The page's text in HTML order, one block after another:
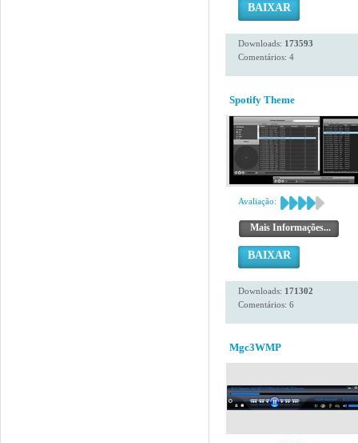
BAIXAR
Downloads: 173593
Comentários: 4
Spotify Theme
Avaliação:
Mais Informações...
BAIXAR
Downloads: 171302
Comentários: 6
Mgc3WMP